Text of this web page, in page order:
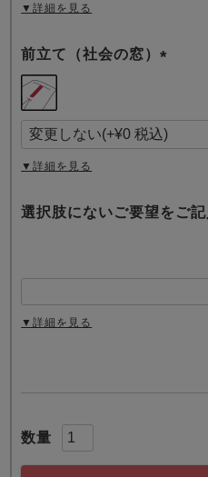
▼詳細を見る
前立て（社会の窓）
須
)
▼詳細を見る
選択肢にないご要望をご
▼詳細を見る